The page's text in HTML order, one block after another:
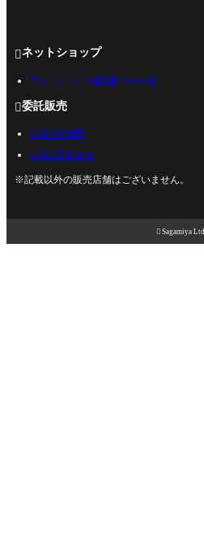
ネットショップ
フィッシング相模屋 Yahoo!店
委託販売
U-BASE相模
U-BASE海老名
※記載以外の販売店舗はございません。
 Sagamiya Ltd.